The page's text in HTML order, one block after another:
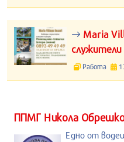
Maria
служители
Работа
ППМГ Никола
Едно от